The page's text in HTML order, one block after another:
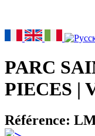
PARC
PIECES |
Référence: